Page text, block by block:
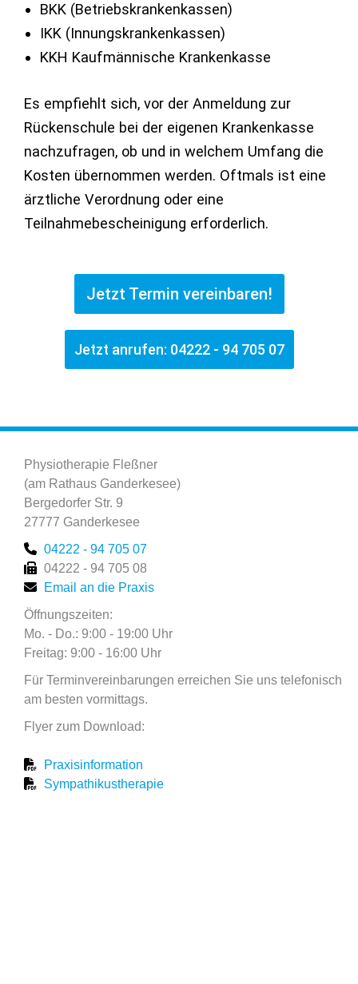
BKK (Betriebskrankenkassen)
IKK (Innungskrankenkassen)
KKH Kaufmännische Krankenkasse
Es empfiehlt sich, vor der Anmeldung zur
Rückenschule bei der eigenen Krankenkasse
nachzufragen, ob und in welchem Umfang die
Kosten übernommen werden. Oftmals ist eine
ärztliche Verordnung oder eine
Teilnahmebescheinigung erforderlich.
Jetzt Termin vereinbaren!
Jetzt anrufen: 04222 - 94 705 07
Physiotherapie Fleßner
(am Rathaus Ganderkesee)
Bergedorfer Str. 9
27777 Ganderkesee
04222 - 94 705 07
04222 - 94 705 08
Email an die Praxis
Öffnungszeiten:
Mo. - Do.: 9:00 - 19:00 Uhr
Freitag: 9:00 - 16:00 Uhr
Für Terminvereinbarungen erreichen Sie uns telefonisch
am besten vormittags.
Flyer zum Download:
Praxisinformation
Sympathikustherapie